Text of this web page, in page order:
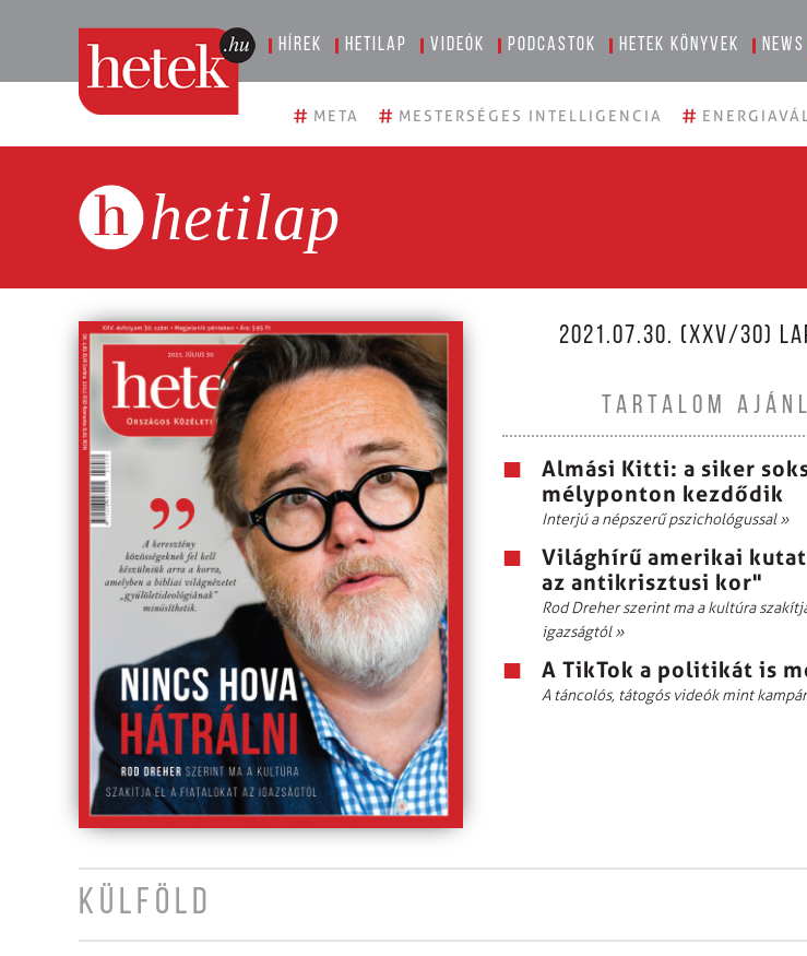
Hírek Hetilap Videók Podcastok Hetek könyvek News
# META # MESTERSÉGES INTELLIGENCIA #
hetilap
2021.07.30. (XXV/30)
TARTALOM
Almási Kitti: a siker
mélyponton kezdődik
Interjú a népszerű pszichológussal»
Világhírű amerikai
az antikrisztusi kor"
Rod Dreher szerint ma a kultúra
igazságtól»
A TikTok a politikát is
A táncolós, tátogós videók mint
KÜLFÖLD